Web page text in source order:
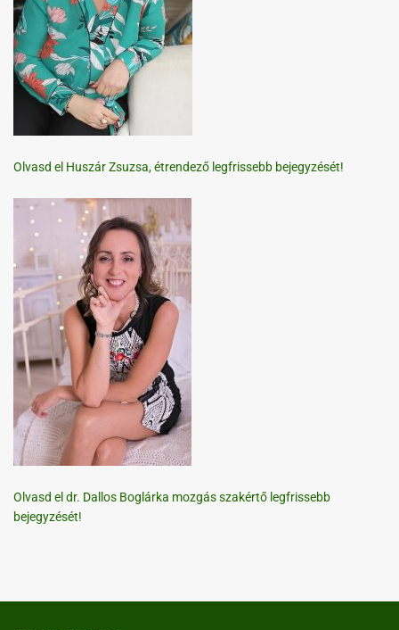
Olvasd el Huszár Zsuzsa, étrendező legfrissebb bejegyzését!
Olvasd el dr. Dallos Boglárka mozgás szakértő legfrissebb
bejegyzését!